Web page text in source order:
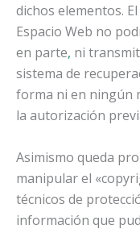
dichos elementos.
Espacio Web no
en parte, ni
sistema de
forma ni en ningún
la autorización
Asimismo queda
manipular el
técnicos de
información que